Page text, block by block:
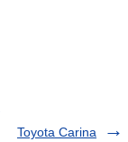
Toyota Carina